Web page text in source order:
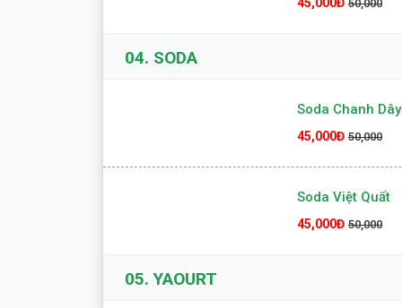
50,000
04. SODA
Soda Chanh Dây
45,000Đ 50,000
Soda Việt Quất
45,000Đ 50,000
05. YAOURT